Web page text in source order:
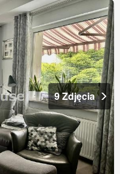
9 Zdjęcia